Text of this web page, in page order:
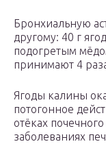
Бронхиальную
другому: 40 г
подогретым
принимают 4
Ягоды калины
потогонное
отёках
заболеваниях